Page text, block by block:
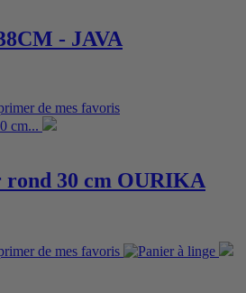
- JAVA
de mes favoris
rond 30 cm OURIKA
de mes favoris